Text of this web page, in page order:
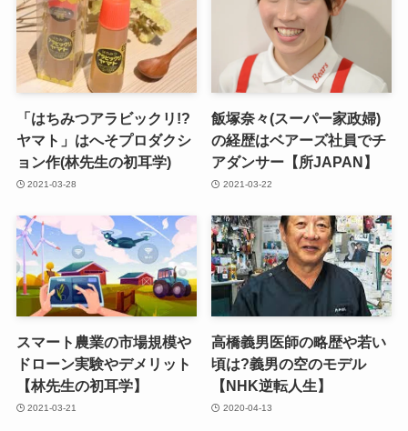
「はちみつアラビックリ!?
ヤマト」はへそプロダクシ
ョン作(林先生の初耳学)
2021-03-28
飯塚奈々(スーパー家政婦)
の経歴はベアーズ社員でチ
アダンサー【所JAPAN】
2021-03-22
スマート農業の市場規模や
ドローン実験やデメリット
【林先生の初耳学】
2021-03-21
高橋義男医師の略歴や若い
頃は?義男の空のモデル
【NHK逆転人生】
2020-04-13